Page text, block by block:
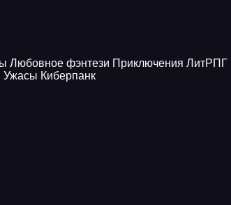
Любовное фэнтези Приключения ЛитРПГ
Ужасы Киберпанк